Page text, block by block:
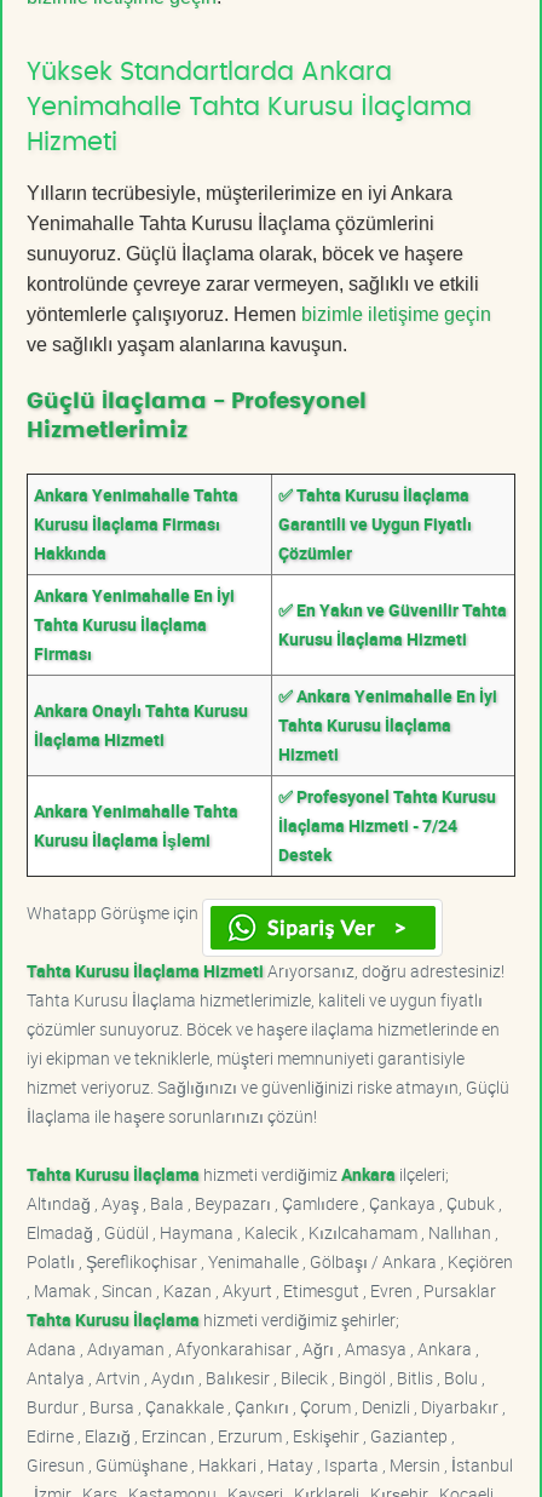
Yüksek Standartlarda Ankara
Yenimahalle Tahta Kurusu İlaçlama
Hizmeti
Yılların tecrübesiyle, müşterilerimize en iyi Ankara
Yenimahalle Tahta Kurusu İlaçlama çözümlerini
sunuyoruz. Güçlü İlaçlama olarak, böcek ve haşere
kontrolünde çevreye zarar vermeyen, sağlıklı ve etkili
yöntemlerle çalışıyoruz. Hemen bizimle iletişime geçin
ve sağlıklı yaşam alanlarına kavuşun.
Güçlü İlaçlama - Profesyonel
Hizmetlerimiz
Ankara Yenimahalle Tahta
Kurusu İlaçlama Firması
Hakkında
✅ Tahta Kurusu İlaçlama
Garantili ve Uygun Fiyatlı
Çözümler
Ankara Yenimahalle En İyi
Tahta Kurusu İlaçlama
Firması
✅ En Yakın ve Güvenilir Tahta
Kurusu İlaçlama Hizmeti
Ankara Onaylı Tahta Kurusu
İlaçlama Hizmeti
✅ Ankara Yenimahalle En İyi
Tahta Kurusu İlaçlama
Hizmeti
Ankara Yenimahalle Tahta
Kurusu İlaçlama İşlemi
✅ Profesyonel Tahta Kurusu
İlaçlama Hizmeti - 7/24
Destek
Whatapp Görüşme için
Tahta Kurusu İlaçlama HizmetiArıyorsanız, doğru adrestesiniz!
Tahta Kurusu İlaçlama hizmetlerimizle, kaliteli ve uygun fiyatlı
çözümler sunuyoruz. Böcek ve haşere ilaçlama hizmetlerinde en
iyi ekipman ve tekniklerle, müşteri memnuniyeti garantisiyle
hizmet veriyoruz. Sağlığınızı ve güvenliğinizi riske atmayın, Güçlü
İlaçlama ile haşere sorunlarınızı çözün!
Tahta Kurusu İlaçlama hizmeti verdiğimiz Ankara ilçeleri;
Altındağ , Ayaş , Bala , Beypazarı , Çamlıdere , Çankaya , Çubuk ,
Elmadağ , Güdül , Haymana , Kalecik , Kızılcahamam , Nallıhan ,
Polatlı , Şereflikoçhisar , Yenimahalle , Gölbaşı / Ankara , Keçiören
, Mamak , Sincan , Kazan , Akyurt , Etimesgut , Evren , Pursaklar
Tahta Kurusu İlaçlama hizmeti verdiğimiz şehirler;
Adana , Adıyaman , Afyonkarahisar , Ağrı , Amasya , Ankara ,
Antalya , Artvin , Aydın , Balıkesir , Bilecik , Bingöl , Bitlis , Bolu ,
Burdur , Bursa , Çanakkale , Çankırı , Çorum , Denizli , Diyarbakır ,
Edirne , Elazığ , Erzincan , Erzurum , Eskişehir , Gaziantep ,
Giresun , Gümüşhane , Hakkari , Hatay , Isparta , Mersin , İstanbul